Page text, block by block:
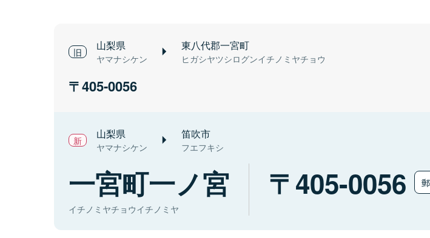
山梨県
ヤマナシケン
東八代郡一宮町
ヒガシヤツシログンイチノミヤチョウ
405-0056
山梨県
ヤマナシケン
笛吹市
フエフキシ
一宮町一ノ宮
イチノミヤチョウイチノミヤ
405-0056